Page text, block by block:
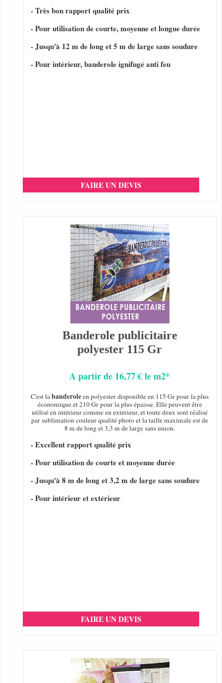
- Très bon rapport qualité prix
- Pour utilisation de courte, moyenne et longue durée
- Jusqu'à 12 m de long et 5 m de large sans soudure
- Pour intérieur, banderole ignifugé anti feu
FAIRE UN DEVIS
Banderole publicitaire
polyester 115 Gr
A partir de 16,77 € le m2*
C'est labanderoleen polyester disponible en 115 Gr pour la plus
économique et 210 Gr pour la plus épaisse. Elle peuvent être
utilisé en intérieur comme en extérieur, et toute deux sont réalisé
par sublimation couleur qualité photo et la taille maximale est de
8 m de long et 3,3 m de large sans union.
- Excellent rapport qualité prix
- Pour utilisation de courte et moyenne durée
- Jusqu'à 8 m de long et 3,2 m de large sans soudure
- Pour intérieur et extérieur
FAIRE UN DEVIS